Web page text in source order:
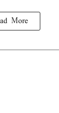
More